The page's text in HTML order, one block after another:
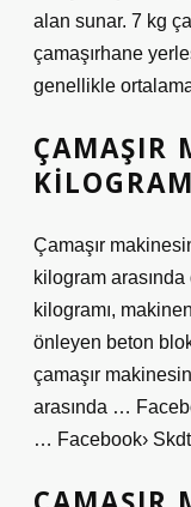
alan sunar. 7 kg
çamaşırhane
genellikle
ÇAMAŞIR
Çamaşır
kilogram arasında
kilogramı,
önleyen beton
çamaşır
arasında …
… Facebook›